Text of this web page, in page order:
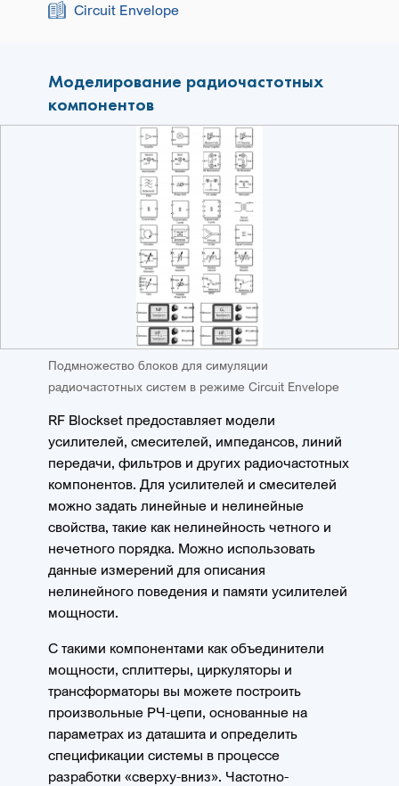
Circuit Envelope
Моделирование радиочастотных
компонентов
Подмножество блоков для симуляции
радиочастотных систем в режиме Circuit Envelope
RF Blockset предоставляет модели
усилителей, смесителей, импедансов, линий
передачи, фильтров и других радиочастотных
компонентов. Для усилителей и смесителей
можно задать линейные и нелинейные
свойства, такие как нелинейность четного и
нечетного порядка. Можно использовать
данные измерений для описания
нелинейного поведения и памяти усилителей
мощности.
С такими компонентами как объединители
мощности, сплиттеры, циркуляторы и
трансформаторы вы можете построить
произвольные РЧ-цепи, основанные на
параметрах из даташита и определить
спецификации системы в процессе
разработки «сверху-вниз». Частотно-